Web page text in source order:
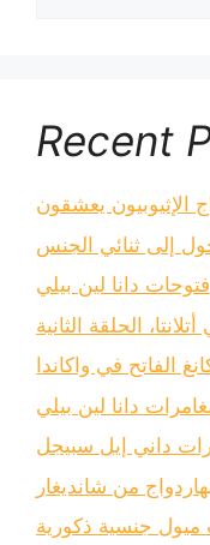
Recent
إلى ثنائي الجنس
فتوحات دانا لين بيلي
الحلقة الثانية
الفاتح في واكاندا
دانا لين بيلي
داني إيل سبيجل
من شانديغار
ميول جنسية ذكورية